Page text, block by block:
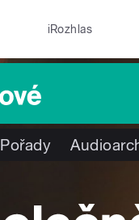
iRozhlas
Pořady